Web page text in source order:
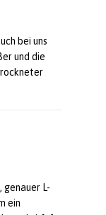
bei uns
und die
genauer L-
ein